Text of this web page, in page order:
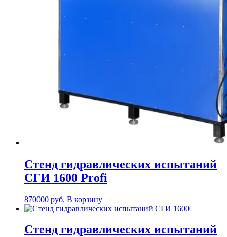
Стенд гидравлических испытаний
СГИ 1600 Profi
870000 руб. В корзину
Стенд гидравлических испытаний